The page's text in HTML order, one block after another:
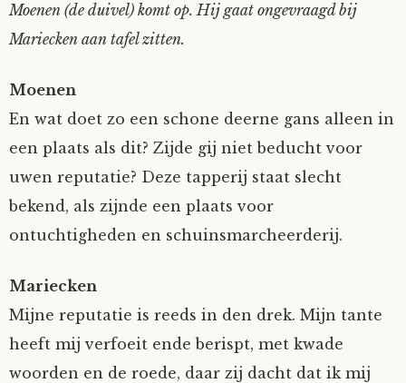
Henricus
Jack
Johanna
Juliette Stark
Kersje
Lani
Nyncke
Moenen (de duivel) komt op. Hij gaat ongevraagd bij
Mariecken aan tafel zitten.
Moenen
En wat doet zo een schone deerne gans alleen in
een plaats als dit? Zijde gij niet beducht voor
uwen reputatie? Deze tapperij staat slecht
bekend, als zijnde een plaats voor
ontuchtigheden en schuinsmarcheerderij.
Mariecken
Mijne reputatie is reeds in den drek. Mijn tante
heeft mij verfoeit ende berispt, met kwade
woorden en de roede, daar zij dacht dat ik mij